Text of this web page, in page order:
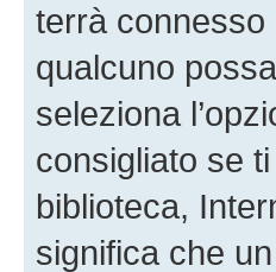
terrà
qualcuno
seleziona
consigliato se
biblioteca,
significa che